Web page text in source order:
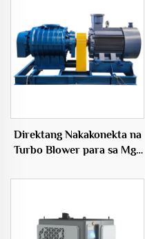
Direktang Nakakonekta na
Turbo Blower para sa Mga
Bultong Elektrikong Blower